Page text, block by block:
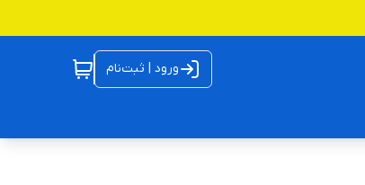
ورود | ثبت‌نام